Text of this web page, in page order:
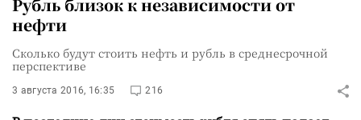
Рубль близок к независимости от
нефти
Сколько будут стоить нефть и рубль в среднесрочной
перспективе
3 августа 2016, 16:35 216